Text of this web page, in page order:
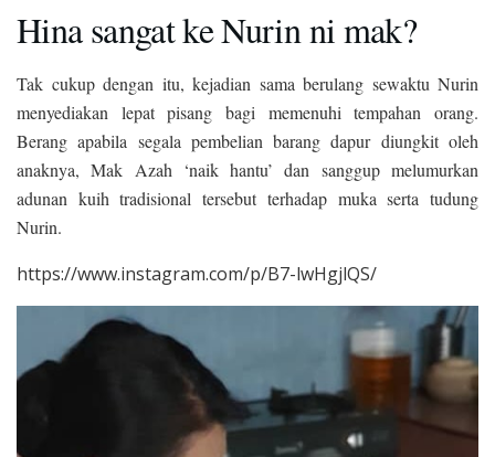
Hina sangat ke Nurin ni mak?
Tak cukup dengan itu, kejadian sama berulang sewaktu Nurin
menyediakan lepat pisang bagi memenuhi tempahan orang.
Berang apabila segala pembelian barang dapur diungkit oleh
anaknya, Mak Azah ‘naik hantu’ dan sanggup melumurkan
adunan kuih tradisional tersebut terhadap muka serta tudung
Nurin.
https://www.instagram.com/p/B7-lwHgjlQS/